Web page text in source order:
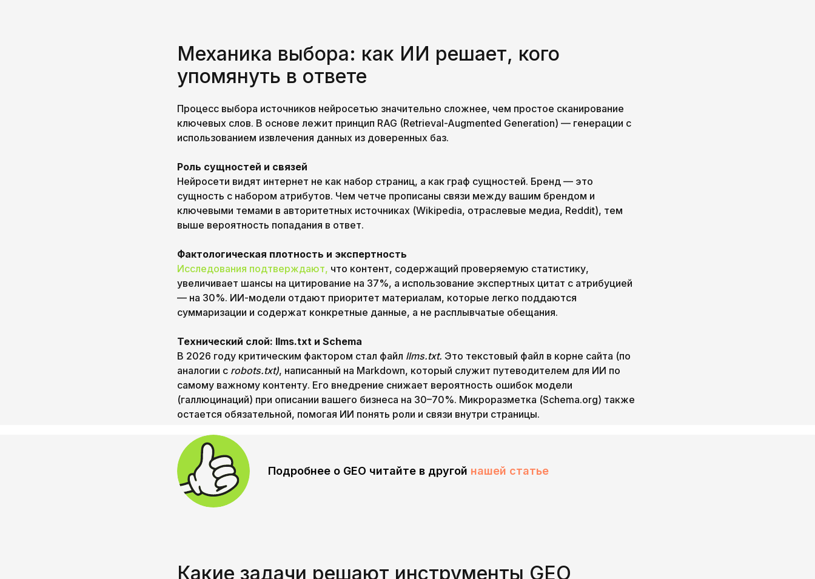
Механика выбора: как ИИ решает, кого
упомянуть в ответе
Процесс выбора источников нейросетью значительно сложнее, чем простое сканирование
ключевых слов. В основе лежит принцип RAG (Retrieval-Augmented Generation) — генерации с
использованием извлечения данных из доверенных баз.
Роль сущностей и связей
Нейросети видят интернет не как набор страниц, а как граф сущностей. Бренд — это
сущность с набором атрибутов. Чем четче прописаны связи между вашим брендом и
ключевыми темами в авторитетных источниках (Wikipedia, отраслевые медиа, Reddit), тем
выше вероятность попадания в ответ.
Фактологическая плотность и экспертность
Исследования подтверждают, что контент, содержащий проверяемую статистику,
увеличивает шансы на цитирование на 37%, а использование экспертных цитат с атрибуцией
— на 30%. ИИ-модели отдают приоритет материалам, которые легко поддаются
суммаризации и содержат конкретные данные, а не расплывчатые обещания.
Технический слой: llms.txt и Schema
В 2026 году критическим фактором стал файл llms.txt. Это текстовый файл в корне сайта (по
аналогии с robots.txt), написанный на Markdown, который служит путеводителем для ИИ по
самому важному контенту. Его внедрение снижает вероятность ошибок модели
(галлюцинаций) при описании вашего бизнеса на 30–70%. Микроразметка (Schema.org) также
остается обязательной, помогая ИИ понять роли и связи внутри страницы.
Подробнее о GEO читайте в другой нашей статье
Какие задачи решают инструменты GEO